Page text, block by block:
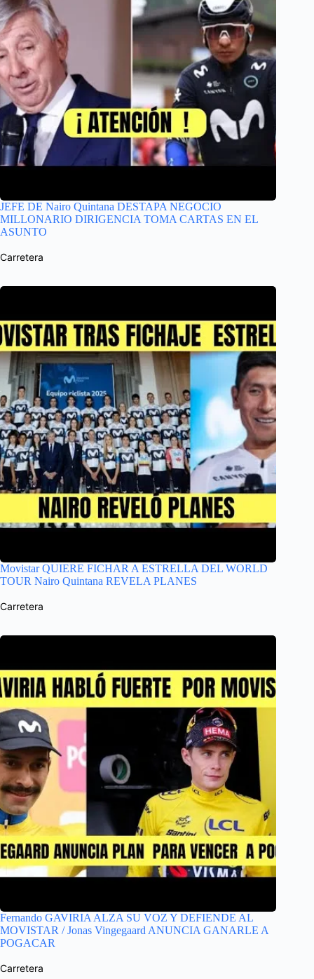
JEFE DE Nairo Quintana DESTAPA NEGOCIO
MILLONARIO DIRIGENCIA TOMA CARTAS EN EL
ASUNTO
Carretera
Movistar QUIERE FICHAR A ESTRELLA DEL WORLD
TOUR Nairo Quintana REVELA PLANES
Carretera
Fernando GAVIRIA ALZA SU VOZ Y DEFIENDE AL
MOVISTAR / Jonas Vingegaard ANUNCIA GANARLE A
POGACAR
Carretera